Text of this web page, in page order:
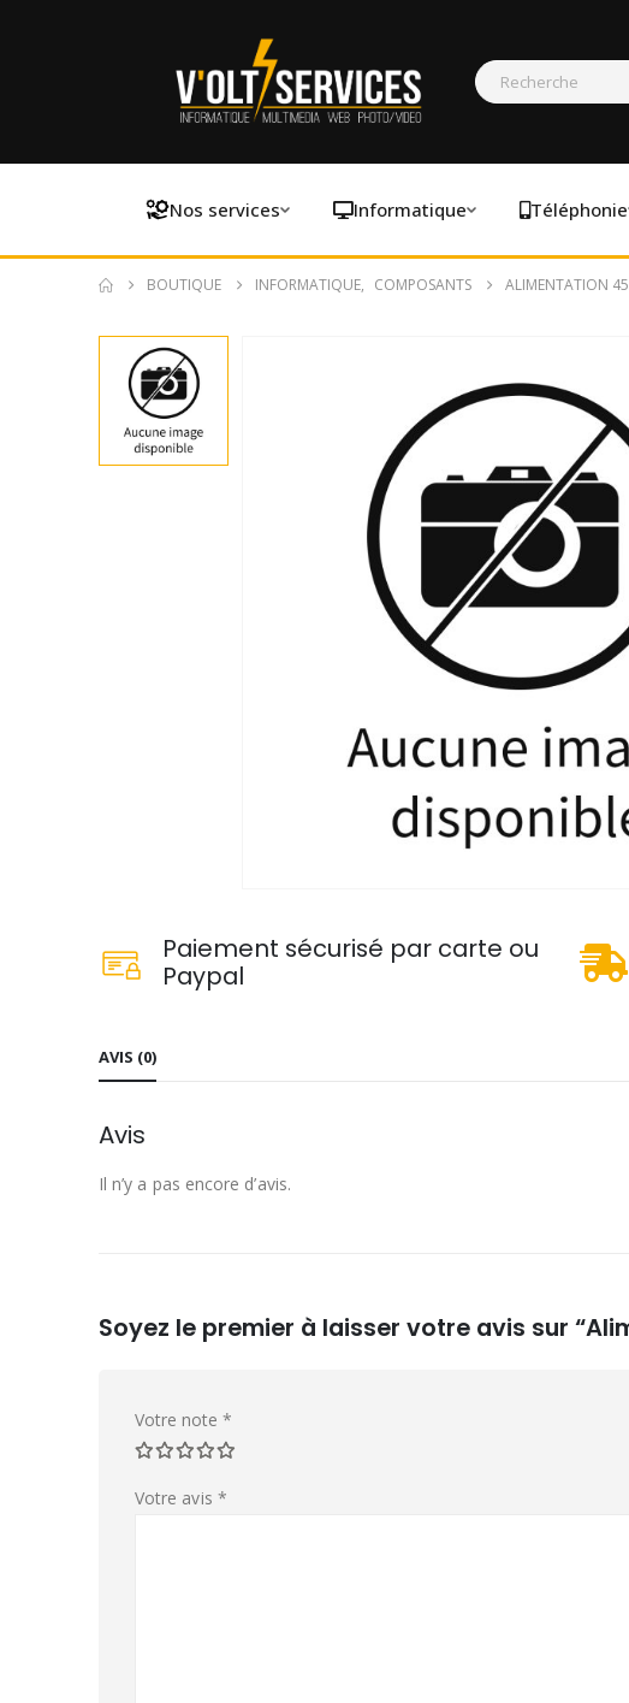
Nos services Informatique Téléphonie
BOUTIQUE INFORMATIQUE, COMPOSANTS ALIMENTATION
Paiement sécurisé par carte ou
Paypal
AVIS (0)
Avis
Il n’y a pas encore d’avis.
Soyez le premier à laisser votre avis sur
Votre note *
Votre avis *